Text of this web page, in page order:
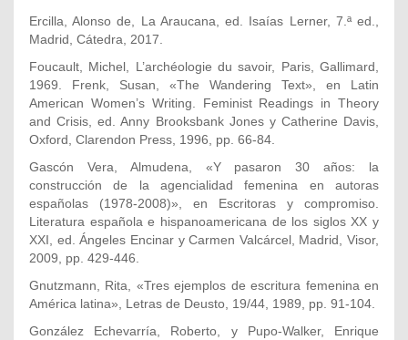
Ercilla, Alonso de, La Araucana, ed. Isaías Lerner, 7.ª ed.,
Madrid, Cátedra, 2017.
Foucault, Michel, L’archéologie du savoir, Paris, Gallimard,
1969. Frenk, Susan, «The Wandering Text», en Latin
American Women’s Writing. Feminist Readings in Theory
and Crisis, ed. Anny Brooksbank Jones y Catherine Davis,
Oxford, Clarendon Press, 1996, pp. 66-84.
Gascón Vera, Almudena, «Y pasaron 30 años: la
construcción de la agencialidad femenina en autoras
españolas (1978-2008)», en Escritoras y compromiso.
Literatura española e hispanoamericana de los siglos XX y
XXI, ed. Ángeles Encinar y Carmen Valcárcel, Madrid, Visor,
2009, pp. 429-446.
Gnutzmann, Rita, «Tres ejemplos de escritura femenina en
América latina», Letras de Deusto, 19/44, 1989, pp. 91-104.
González Echevarría, Roberto, y Pupo-Walker, Enrique